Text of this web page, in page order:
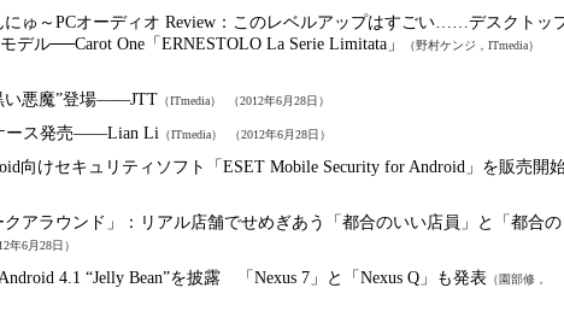
ゅ～PCオーディオ Review： このレベルアップはすごい……デスクトッ
ル──Carot One「ERNESTOLO La Serie Limitata」
（野村ケンジ，ITmedia）
い悪魔”登場――JTT （ITmedia） （2012年6月28日）
ース発売――Lian Li （ITmedia） （2012年6月28日）
向けセキュリティソフト「ESET Mobile Security for Android」を販売開
アラウンド」： リアル店舗でせめぎあう「都合のいい店員」と「都合の
年6月28日）
4.1 “Jelly Bean”を披露 「Nexus 7」と「Nexus Q」も発表 （園部修，